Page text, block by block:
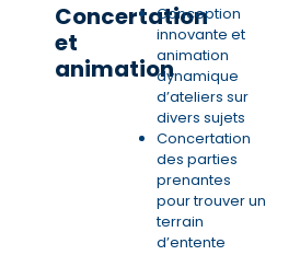
Concertation
et
animation
Conception
innovante et
animation
dynamique
d’ateliers sur
divers sujets
Concertation
des parties
prenantes
pour trouver un
terrain
d’entente